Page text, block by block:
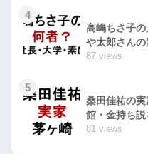
4
高嶋ちさ子
や太郎さん
87 views
5
桑田佳祐の
館・金持ち
81 views